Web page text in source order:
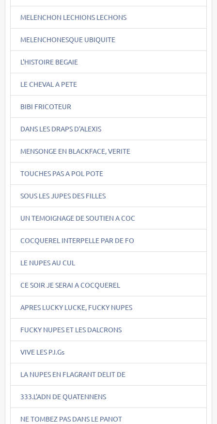
MELENCHON LECHIONS LECHONS
MELENCHONESQUE UBIQUITE
L'HISTOIRE BEGAIE
LE CHEVAL A PETE
BIBI FRICOTEUR
DANS LES DRAPS D'ALEXIS
MENSONGE EN BLACKFACE, VERITE
TOUCHES PAS A POL POTE
SOUS LES JUPES DES FILLES
UN TEMOIGNAGE DE SOUTIEN A COC
COCQUEREL INTERPELLE PAR DE FO
LE NUPES AU CUL
CE SOIR JE SERAI A COCQUEREL
APRES LUCKY LUCKE, FUCKY NUPES
FUCKY NUPES ET LES DALCRONS
VIVE LES P.I.Gs
LA NUPES EN FLAGRANT DELIT DE
333.L'ADN DE QUATENNENS
NE TOMBEZ PAS DANS LE PANOT